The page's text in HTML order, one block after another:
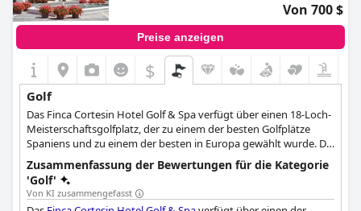
Von 700 $
Preise anzeigen
$
Golf
Das Finca Cortesin Hotel Golf & Spa verfügt über einen 18-Loch-
Meisterschaftsgolfplatz, der zu einem der besten Golfplätze
Spaniens und zu einem der besten in Europa gewählt wurde. Die
wunderschöne natürliche Umgebung und das angenehme
Wetter sorgen für ein durch und durch angenehmes
Golferlebnis für alle interessierten Gäste.
Zusammenfassung der Bewertungen für die Kategorie
'Golf'
Von KI zusammengefasst